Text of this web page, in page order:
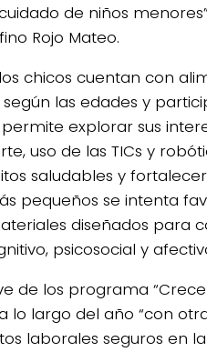
de niños
Rojo Mateo.
chicos cuentan con
las edades y
explorar sus
uso de las TICs y
saludables y
pequeños se intenta
diseñados para
psicosocial y
de los programa
lo largo del año “con
laborales seguros en